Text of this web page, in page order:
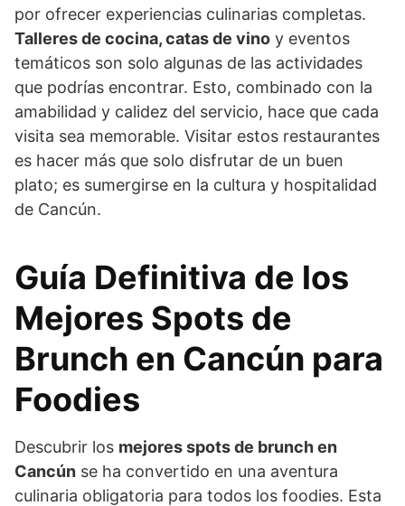
por ofrecer experiencias culinarias completas.
Talleres de cocina, catas de vino y eventos
temáticos son solo algunas de las actividades
que podrías encontrar. Esto, combinado con la
amabilidad y calidez del servicio, hace que cada
visita sea memorable. Visitar estos restaurantes
es hacer más que solo disfrutar de un buen
plato; es sumergirse en la cultura y hospitalidad
de Cancún.
Guía Definitiva de los
Mejores Spots de
Brunch en Cancún para
Foodies
Descubrir los mejores spots de brunch en
Cancún se ha convertido en una aventura
culinaria obligatoria para todos los foodies. Esta